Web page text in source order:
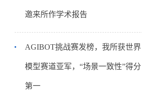
邀来所作学术报告
AGIBOT挑战赛发榜，我所获世界
模型赛道亚军，“场景一致性”得分
第一